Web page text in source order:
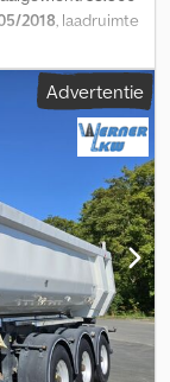
2018, laadruimte
24 m³,
, kleur:wit,
remsysteem)
Bodem: 7
Platform SAF-
opklapbaar
Ag Iea
Advertentie